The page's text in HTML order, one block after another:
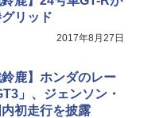
リッド
2017年8月27日
鹿】ホンダのレー
」、ジェンソン・
初走行を披露